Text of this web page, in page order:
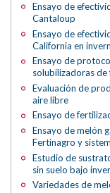
Ensayo de
Cantaloup
Ensayo de
California en
Ensayo de
solubilizadoras
Evaluación de
aire libre
Ensayo de
Ensayo de melón
Fertinagro y
Estudio de
sin suelo bajo
Variedades de